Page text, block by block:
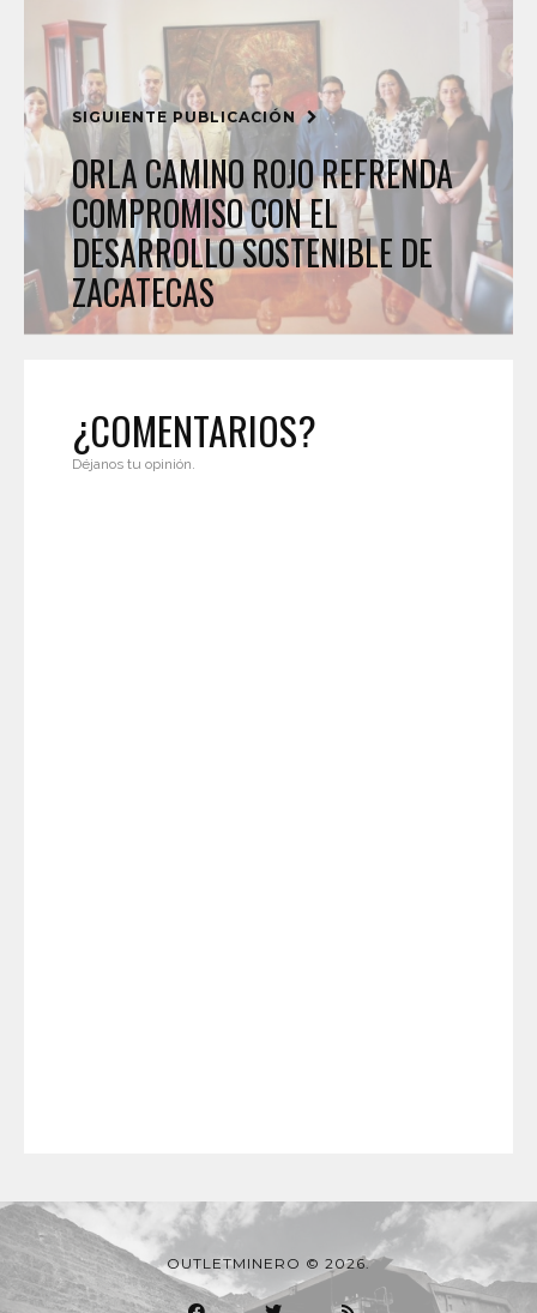
SIGUIENTE PUBLICACIÓN
ORLA CAMINO ROJO REFRENDA
COMPROMISO CON EL
DESARROLLO SOSTENIBLE DE
ZACATECAS
¿COMENTARIOS?
Déjanos tu opinión.
OUTLETMINERO © 2026.